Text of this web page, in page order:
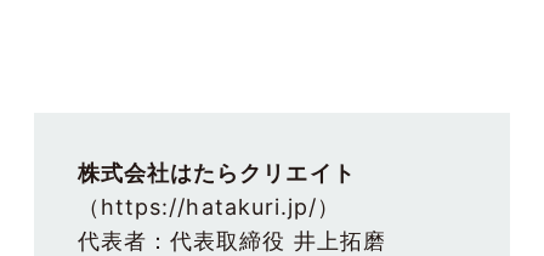
株式会社はたらクリエイト
（ https://hatakuri.jp/）
代表者：代表取締役 井上拓磨